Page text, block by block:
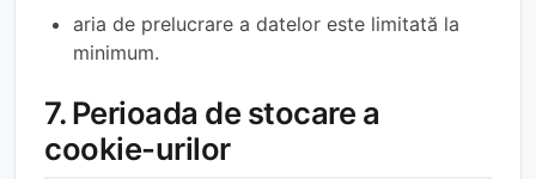
aria de prelucrare a datelor este limitată la
minimum.
7. Perioada de stocare a
cookie-urilor